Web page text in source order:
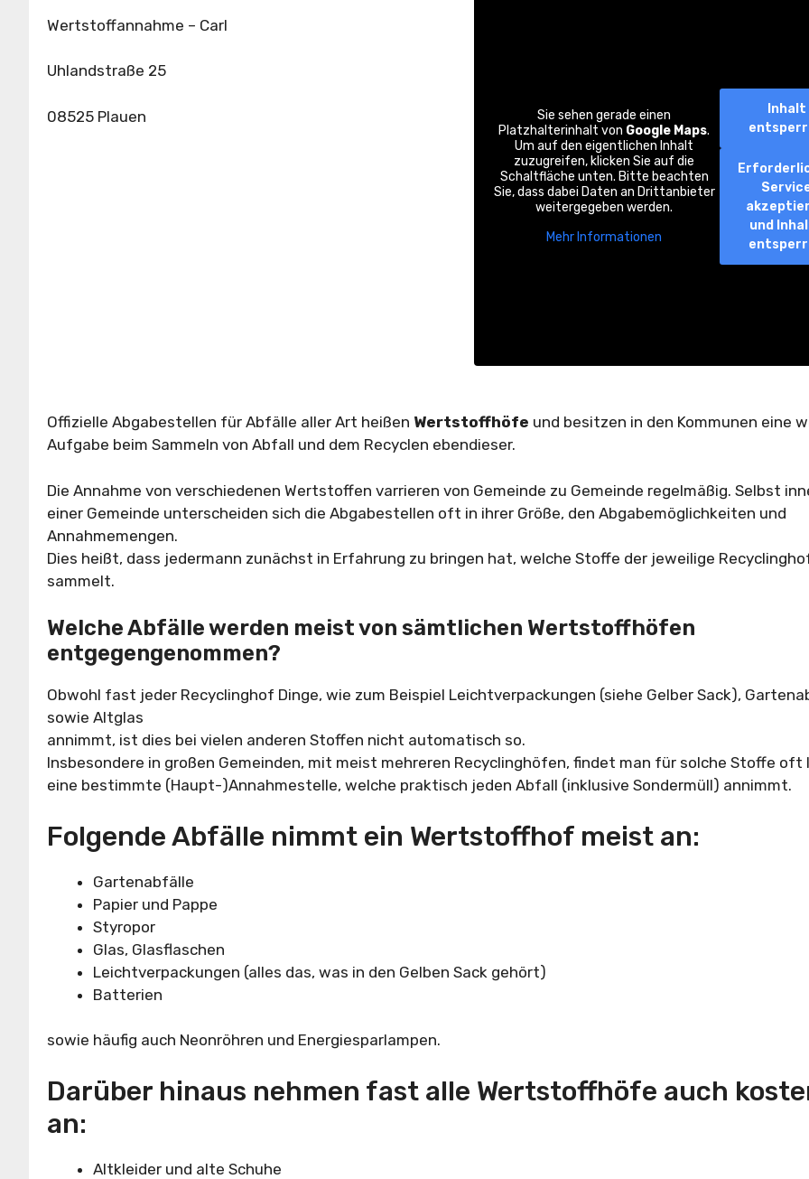
Wertstoffannahme – Carl
Uhlandstraße 25
08525 Plauen
Sie sehen gerade einen
Platzhalterinhalt von Google Maps.
Um auf den eigentlichen Inhalt
zuzugreifen, klicken Sie auf die
Schaltfläche unten. Bitte beachten
Sie, dass dabei Daten an Drittanbieter
weitergegeben werden.
Mehr Informationen
Inhalt
und
Offizielle Abgabestellen für Abfälle aller Art heißen Wertstoffhöfe und besitzen in den Kommunen eine
Aufgabe beim Sammeln von Abfall und dem Recyclen ebendieser.
Die Annahme von verschiedenen Wertstoffen varrieren von Gemeinde zu Gemeinde regelmäßig. Selbst
einer Gemeinde unterscheiden sich die Abgabestellen oft in ihrer Größe, den Abgabemöglichkeiten und
Annahmemengen.
Dies heißt, dass jedermann zunächst in Erfahrung zu bringen hat, welche Stoffe der jeweilige
sammelt.
Welche Abfälle werden meist von sämtlichen Wertstoffhöfen
entgegengenommen?
Obwohl fast jeder Recyclinghof Dinge, wie zum Beispiel Leichtverpackungen (siehe Gelber Sack),
sowie Altglas
annimmt, ist dies bei vielen anderen Stoffen nicht automatisch so.
Insbesondere in großen Gemeinden, mit meist mehreren Recyclinghöfen, findet man für solche Stoffe oft
eine bestimmte (Haupt-)Annahmestelle, welche praktisch jeden Abfall (inklusive Sondermüll) annimmt.
Folgende Abfälle nimmt ein Wertstoffhof meist an:
Gartenabfälle
Papier und Pappe
Styropor
Glas, Glasflaschen
Leichtverpackungen (alles das, was in den Gelben Sack gehört)
Batterien
sowie häufig auch Neonröhren und Energiesparlampen.
Darüber hinaus nehmen fast alle Wertstoffhöfe auch
an:
Altkleider und alte Schuhe